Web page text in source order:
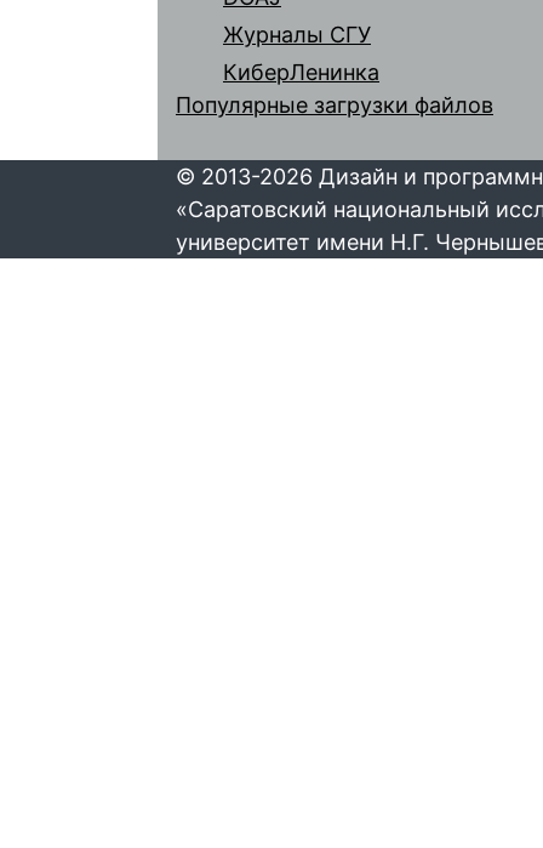
Журналы СГУ
КиберЛенинка
Популярные загрузки файлов
© 2013-2026 Дизайн и
«Саратовский национальный
университет имени Н.Г.